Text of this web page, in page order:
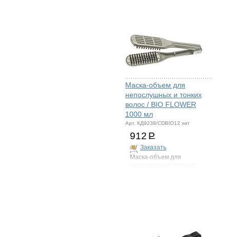
Маска-объем для
непослушных и тонких
волос / BIO FLOWER
1000 мл
Арт. КД9238/CDBIO12 хит
912 Р
Заказать
Маска-объем для